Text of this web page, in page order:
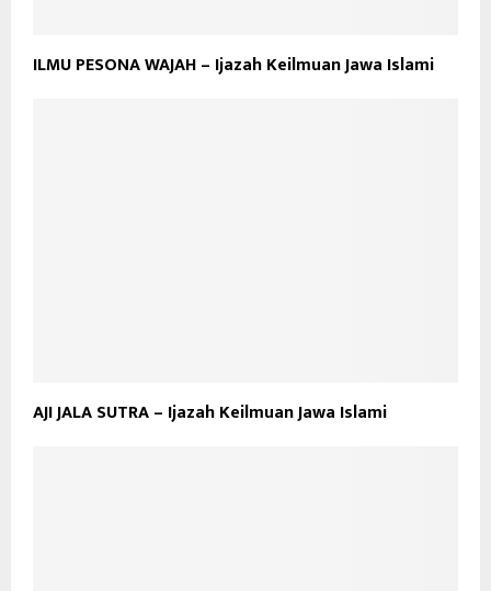
ILMU PESONA WAJAH – Ijazah Keilmuan Jawa Islami
AJI JALA SUTRA – Ijazah Keilmuan Jawa Islami